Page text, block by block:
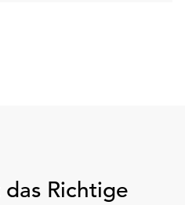
Richtige